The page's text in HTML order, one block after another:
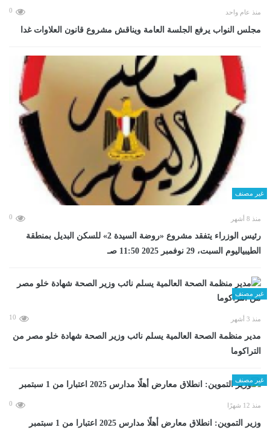
منذ عام واحد 0
مجلس النواب يرفع الجلسة العامة ويناقش مشروع قانون العلاوات غدا
غير مصنف
منذ 8 أشهر 0
رئيس الوزراء يتفقد مشروع «روضة السيدة 2» للسكن البديل بمنطقة
الطيبياليوم السبت، 29 نوفمبر 2025 11:50 صـ
غير مصنف
منذ 3 أشهر 10
مدير منظمة الصحة العالمية يسلم نائب وزير الصحة شهادة خلو مصر من
التراكوما
غير مصنف
منذ 12 شهرًا 0
وزير التموين: انطلاق معارض أهلًا مدارس 2025 اعتبارا من 1 سبتمبر